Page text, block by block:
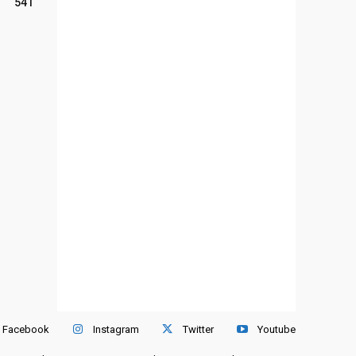
Facebook Instagram Twitter Youtube